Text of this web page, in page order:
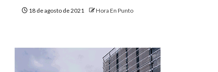
18 de agosto de 2021 Hora En Punto